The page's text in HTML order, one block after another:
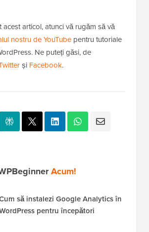
acest articol, atunci vă rugăm să vă
nostru de YouTube pentru tutoriale
Ne puteți găsi, de
și Facebook.
Acum!
să instalezi Google Analytics în
pentru începători